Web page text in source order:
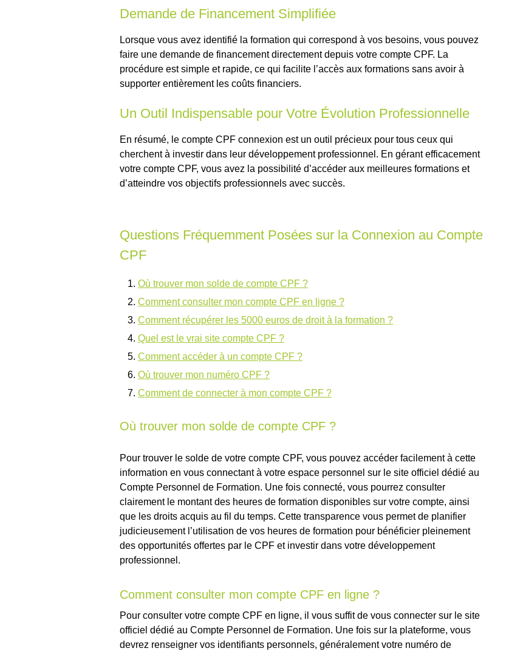
Demande de Financement Simplifiée
Lorsque vous avez identifié la formation qui correspond à vos besoins, vous pouvez
faire une demande de financement directement depuis votre compte CPF. La
procédure est simple et rapide, ce qui facilite l’accès aux formations sans avoir à
supporter entièrement les coûts financiers.
Un Outil Indispensable pour Votre Évolution Professionnelle
En résumé, le compte CPF connexion est un outil précieux pour tous ceux qui
cherchent à investir dans leur développement professionnel. En gérant efficacement
votre compte CPF, vous avez la possibilité d’accéder aux meilleures formations et
d’atteindre vos objectifs professionnels avec succès.
Questions Fréquemment Posées sur la Connexion au Compte
CPF
Où trouver mon solde de compte CPF ?
Comment consulter mon compte CPF en ligne ?
Comment récupérer les 5000 euros de droit à la formation ?
Quel est le vrai site compte CPF ?
Comment accéder à un compte CPF ?
Où trouver mon numéro CPF ?
Comment de connecter à mon compte CPF ?
Où trouver mon solde de compte CPF ?
Pour trouver le solde de votre compte CPF, vous pouvez accéder facilement à cette
information en vous connectant à votre espace personnel sur le site officiel dédié au
Compte Personnel de Formation. Une fois connecté, vous pourrez consulter
clairement le montant des heures de formation disponibles sur votre compte, ainsi
que les droits acquis au fil du temps. Cette transparence vous permet de planifier
judicieusement l’utilisation de vos heures de formation pour bénéficier pleinement
des opportunités offertes par le CPF et investir dans votre développement
professionnel.
Comment consulter mon compte CPF en ligne ?
Pour consulter votre compte CPF en ligne, il vous suffit de vous connecter sur le site
officiel dédié au Compte Personnel de Formation. Une fois sur la plateforme, vous
devrez renseigner vos identifiants personnels, généralement votre numéro de